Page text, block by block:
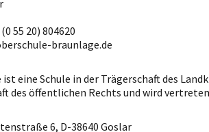
55 20) 804620
braunlage.de
eine Schule in der Trägerschaft des
des öffentlichen Rechts und wird
6, D-38640 Goslar